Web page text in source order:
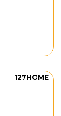
127HOME